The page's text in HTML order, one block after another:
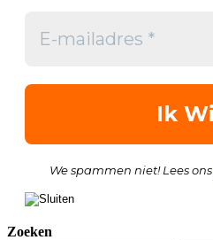
We spammen niet! Lees ons
Zoeken